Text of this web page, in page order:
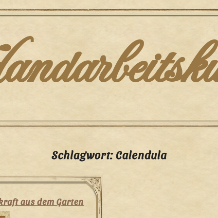
Schlagwort:Calendula
aus dem Garten